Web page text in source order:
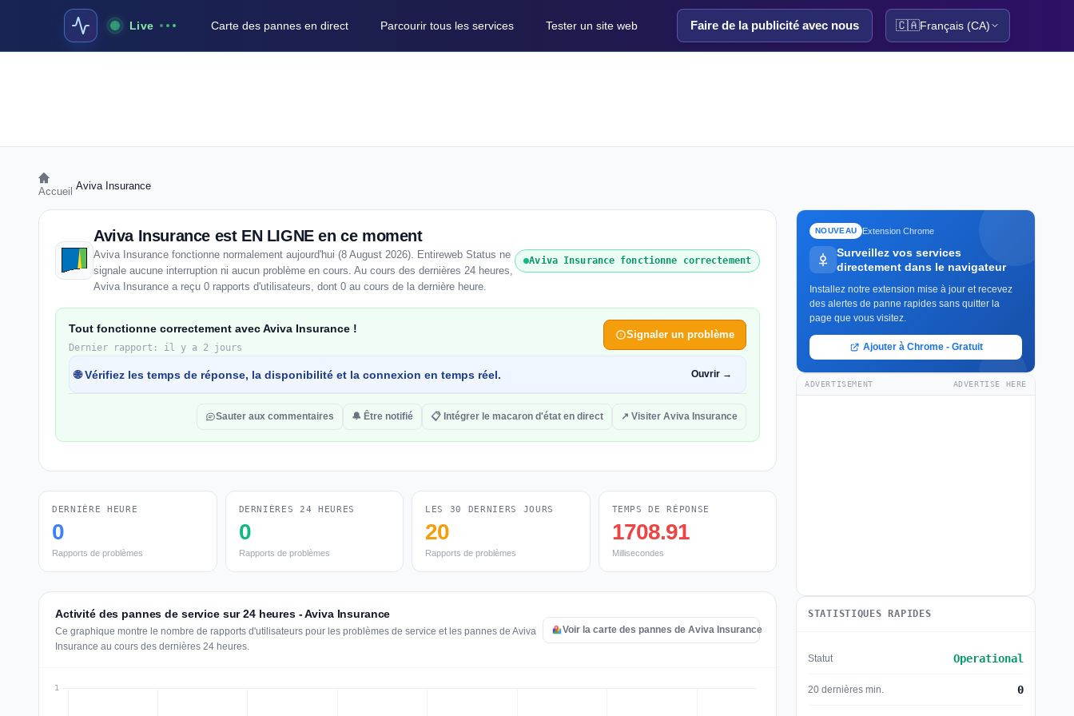
Live Carte des pannes en direct Parcourir tous les services Tester un site web Faire de la publicité avec nous 🇨🇦Français (CA)
Accueil Aviva Insurance
Aviva Insurance est EN LIGNE en ce moment
Aviva Insurance fonctionne normalement aujourd'hui (8 August 2026). Entireweb Status ne
signale aucune interruption ni aucun problème en cours. Au cours des dernières 24 heures,
Aviva Insurance a reçu 0 rapports d'utilisateurs, dont 0 au cours de la dernière heure.
Aviva Insurance fonctionne correctement
Tout fonctionne correctement avec Aviva Insurance !
Dernier rapport: il y a 2 jours
Signaler un problème
🌐 Vérifiez les temps de réponse, la disponibilité et la connexion en temps réel. Ouvrir →
Sauter aux commentaires 🔔 Être notifié 📋 Intégrer le macaron d'état en direct ↗ Visiter Aviva Insurance
DERNIÈRE HEURE
0
Rapports de problèmes
DERNIÈRES 24 HEURES
0
Rapports de problèmes
LES 30 DERNIERS JOURS
20
Rapports de problèmes
TEMPS DE RÉPONSE
1708.91
Millisecondes
Activité des pannes de service sur 24 heures - Aviva Insurance
Ce graphique montre le nombre de rapports d'utilisateurs pour les problèmes de service et les pannes de Aviva
Insurance au cours des dernières 24 heures.
Voir la carte des pannes de Aviva Insurance
NOUVEAU Extension Chrome
Surveillez vos services
directement dans le navigateur
Installez notre extension mise à jour et recevez
des alertes de panne rapides sans quitter la
page que vous visitez.
Ajouter à Chrome - Gratuit
ADVERTISEMENT ADVERTISE HERE
STATISTIQUES RAPIDES
Statut Operational
20 dernières min. 0